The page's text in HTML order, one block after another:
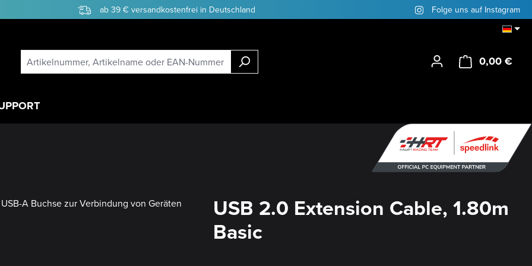
ab 39 € versandkostenfrei in Deutschland Folge uns auf Instagram
0,00 €
USB 2.0 Extension Cable, 1.80m
Basic